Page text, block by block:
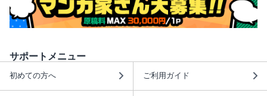
サポートメニュー
初めての方へ ご利用ガイド